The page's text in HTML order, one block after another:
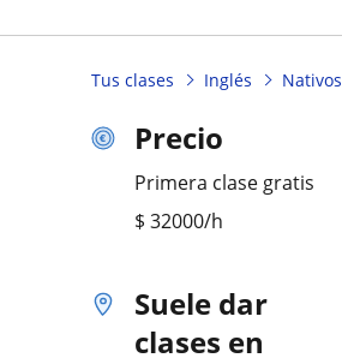
Tus clases Inglés Nativos
Precio
Primera clase gratis
$ 32000/h
Suele dar
clases en